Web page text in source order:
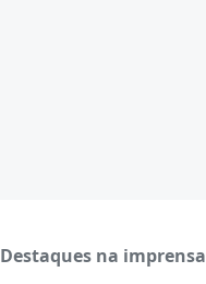
Destaques na imprensa